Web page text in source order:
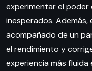
experimentar el
inesperados. Además,
acompañado de un
el rendimiento y
experiencia más